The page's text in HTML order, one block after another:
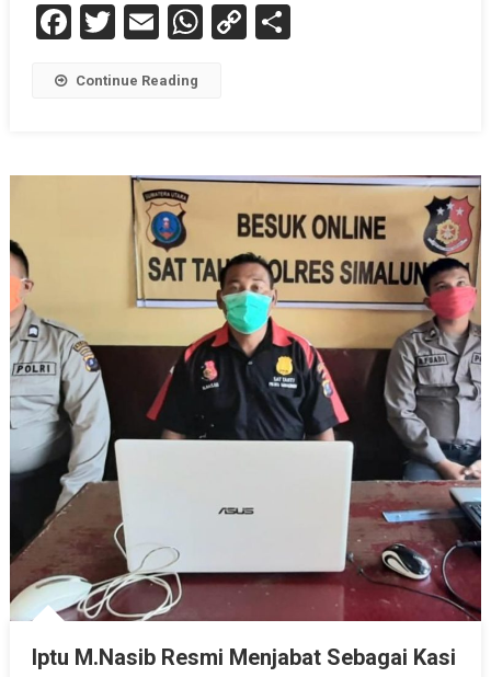
Facebook
Twitter
EmailWhatsApp
CopyShare
Continue Reading
Iptu M.Nasib Resmi Menjabat Sebagai Kasi